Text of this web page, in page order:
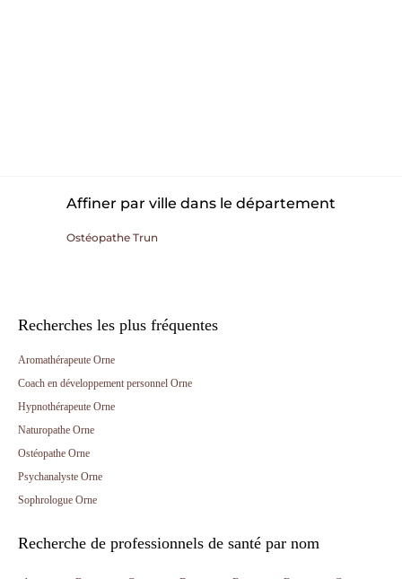
Affiner par ville dans le département
Ostéopathe Trun
Recherches les plus fréquentes
Aromathérapeute Orne
Coach en développement personnel Orne
Hypnothérapeute Orne
Naturopathe Orne
Ostéopathe Orne
Psychanalyste Orne
Sophrologue Orne
Recherche de professionnels de santé par nom